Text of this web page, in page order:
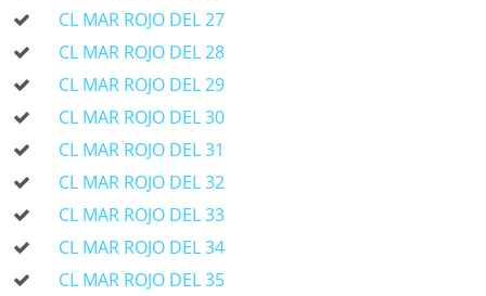
CL MAR ROJO DEL 27
CL MAR ROJO DEL 28
CL MAR ROJO DEL 29
CL MAR ROJO DEL 30
CL MAR ROJO DEL 31
CL MAR ROJO DEL 32
CL MAR ROJO DEL 33
CL MAR ROJO DEL 34
CL MAR ROJO DEL 35